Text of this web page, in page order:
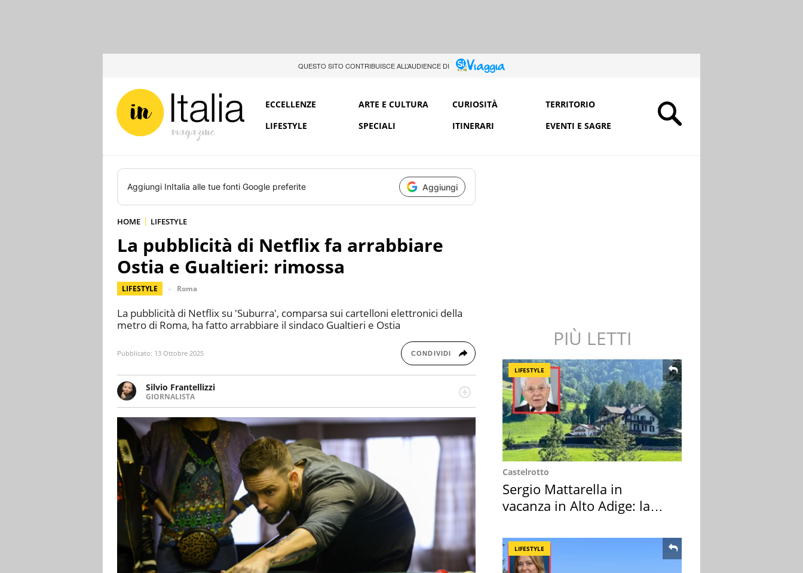
QUESTO SITO CONTRIBUISCE ALL’AUDIENCE DI
ECCELLENZE ARTE E CULTURA CURIOSITÀ
TERRITORIO
LIFESTYLE
SPECIALI ITINERARI EVENTI E SAGRE
Aggiungi InItalia alle tue fonti Google preferite Aggiungi
HOME LIFESTYLE
La pubblicità di Netflix fa arrabbiare
Ostia e Gualtieri: rimossa
LIFESTYLE Roma
La pubblicità di Netflix su 'Suburra', comparsa sui cartelloni elettronici della
metro di Roma, ha fatto arrabbiare il sindaco Gualtieri e Ostia
Pubblicato: 13 Ottobre 2025 CONDIVIDI
Silvio Frantellizzi
GIORNALISTA
Giornalista pubblicista. Da oltre dieci anni si occupa di informazione sul web,
scrivendo di sport, attualità, cronaca, motori, spettacolo e videogame.
PIÙ LETTI
LIFESTYLE
Castelrotto
Sergio Mattarella in
vacanza in Alto Adige: la
LIFESTYLE